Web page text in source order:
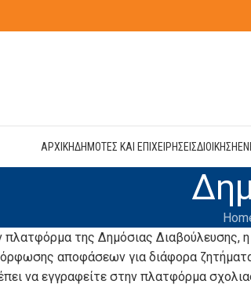
ΑΡΧΙΚΗΔΗΜΟΤΕΣ ΚΑΙ ΕΠΙΧΕΙΡΗΣΕΙΣΔΙΟΙΚΗΣΗ
της Δημόσιας Διαβούλευσης,
αποφάσεων για διάφορα
να εγγραφείτε στην πλατφόρμα